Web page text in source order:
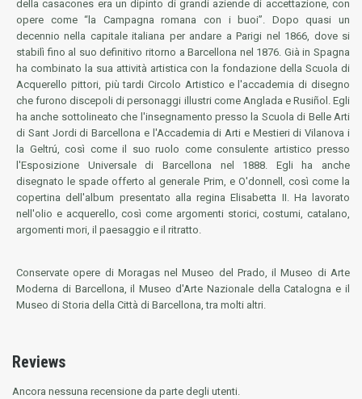
della casacones era un dipinto di grandi aziende di accettazione, con
opere come “la Campagna romana con i buoi”. Dopo quasi un
decennio nella capitale italiana per andare a Parigi nel 1866, dove si
stabilì fino al suo definitivo ritorno a Barcellona nel 1876. Già in Spagna
ha combinato la sua attività artistica con la fondazione della Scuola di
Acquerello pittori, più tardi Circolo Artistico e l'accademia di disegno
che furono discepoli di personaggi illustri come Anglada e Rusiñol. Egli
ha anche sottolineato che l'insegnamento presso la Scuola di Belle Arti
di Sant Jordi di Barcellona e l'Accademia di Arti e Mestieri di Vilanova i
la Geltrú, così come il suo ruolo come consulente artistico presso
l'Esposizione Universale di Barcellona nel 1888. Egli ha anche
disegnato le spade offerto al generale Prim, e O'donnell, così come la
copertina dell'album presentato alla regina Elisabetta II. Ha lavorato
nell'olio e acquerello, così come argomenti storici, costumi, catalano,
argomenti mori, il paesaggio e il ritratto.
Conservate opere di Moragas nel Museo del Prado, il Museo di Arte
Moderna di Barcellona, il Museo d'Arte Nazionale della Catalogna e il
Museo di Storia della Città di Barcellona, tra molti altri.
Reviews
Ancora nessuna recensione da parte degli utenti.